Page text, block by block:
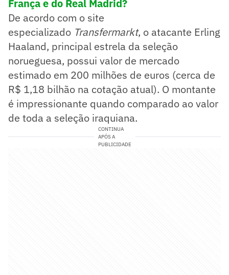
França e do Real Madrid?
De acordo com o site
especializado Transfermarkt, o atacante Erling
Haaland, principal estrela da seleção
norueguesa, possui valor de mercado
estimado em 200 milhões de euros (cerca de
R$ 1,18 bilhão na cotação atual). O montante
é impressionante quando comparado ao valor
de toda a seleção iraquiana.
CONTINUA
APÓS A
PUBLICIDADE